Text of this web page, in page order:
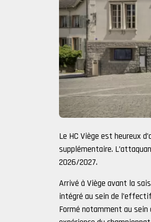
Le HC Viège est heureux
supplémentaire.
2026/2027.
Arrivé à Viège avant la
intégré au sein de
Formé notamment au sein